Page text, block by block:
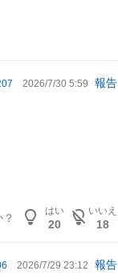
2026/7/30 5:59 報告
はい
20
いいえ
18
2026/7/29 23:12 報告